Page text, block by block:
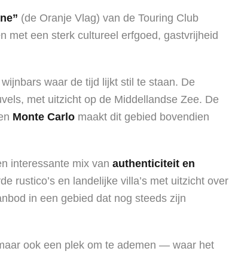
(de Oranje Vlag) van de Touring Club
met een sterk cultureel erfgoed, gastvrijheid
waar de tijd lijkt stil te staan. De
met uitzicht op de Middellandse Zee. De
Monte Carlo maakt dit gebied bovendien
interessante mix van authenticiteit en
rustico’s en landelijke villa’s met uitzicht over
in een gebied dat nog steeds zijn
ook een plek om te ademen — waar het